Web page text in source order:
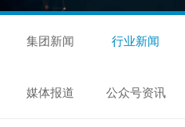
研发优势 管理优势 品质优势
集万草® 完美宜生® 抖抖舒®
集团新闻 行业新闻
媒体报道 公众号资讯